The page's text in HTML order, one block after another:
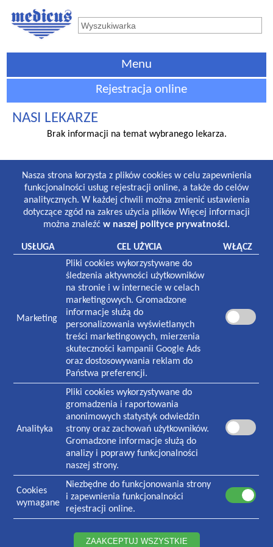
Menu
Rejestracja online
NASI LEKARZE
Brak informacji na temat wybranego lekarza.
Lekarze i gabinety stomatologiczne:
8:30-19:00 poniedziałek-piątek
8:30-13:00 sobota
Laboratorium:
7:00-16:00 poniedziałek-piątek
8:30-12:30 sobota
Pracownia rentgenowska:
8:00-18:30 poniedziałek-piątek
8:30-13:00 sobota
NASZA PLACÓWKA
Plac Zwycięstwa 1
70-233 Szczecin
Czynna w godzinach:
7:30-19:00 poniedziałek-piątek
8:30-13:00 sobota
KONTAKT
Informacja i rejestracja ogólna
91 434 73 06
Rejestracja stomatologiczna
91 484 65 67
534 742 148
Laboratorium
91 434 94 76
Nasza strona korzysta z plików cookies w celu zapewnienia
funkcjonalności usług rejestracji online, a także do celów
analitycznych. W każdej chwili można zmienić ustawienia
dotyczące zgód na zakres użycia plików Więcej informacji
można znaleźć w naszej polityce prywatności.
USŁUGA CEL UŻYCIA WŁĄCZ
Marketing
Pliki cookies wykorzystywane do
śledzenia aktywności użytkowników
na stronie i w internecie w celach
marketingowych. Gromadzone
informacje służą do
personalizowania wyświetlanych
treści marketingowych, mierzenia
skuteczności kampanii Google Ads
oraz dostosowywania reklam do
Państwa preferencji.
Analityka
Pliki cookies wykorzystywane do
gromadzenia i raportowania
anonimowych statystyk odwiedzin
strony oraz zachowań użytkowników.
Gromadzone informacje służą do
analizy i poprawy funkcjonalności
naszej strony.
Cookies
wymagane
Niezbędne do funkcjonowania strony
i zapewnienia funkcjonalności
rejestracji online.
ZAAKCEPTUJ WSZYSTKIE